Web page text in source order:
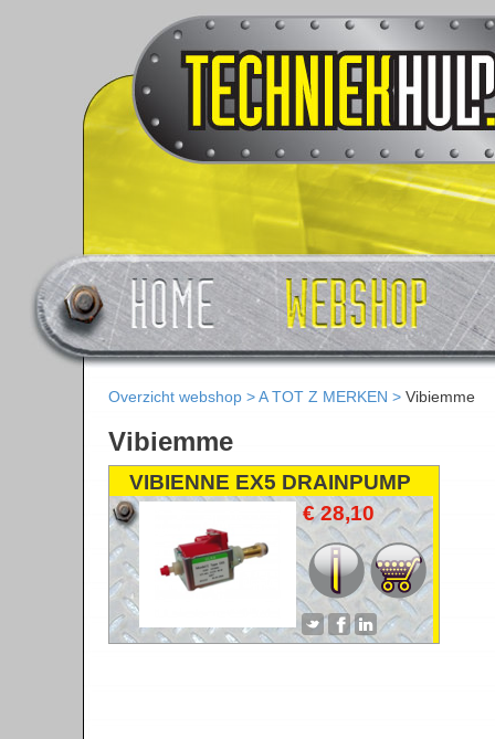
Overzicht webshop >A TOT Z MERKEN > Vibiemme
Vibiemme
VIBIENNE EX5 DRAINPUMP
AFVOERPOMP
ABLAUFPUMPE
€ 28,10